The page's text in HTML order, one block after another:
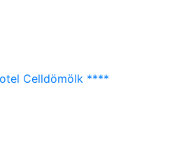
Celldömölk ****